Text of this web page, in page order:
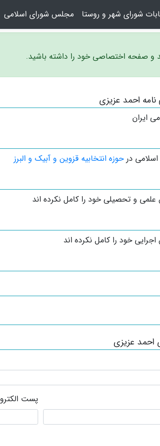
شورای شهر و روستا مجلس شورای اسلامی
و صفحه اختصاصی خود را داشته باشید.
نامه احمد عزیزی
ایران
در حوزه انتخابیه قزوین و آبیک و البرز
علمی و تحصیلی خود را کامل نکرده اند
خود را کامل نکرده اند
احمد عزیزی
پست